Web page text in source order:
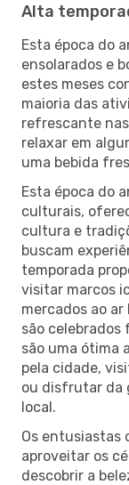
Alta
Esta época do
ensolarados e
estes meses
maioria das
refrescante
relaxar em
uma bebida
Esta época do
culturais,
cultura e
buscam
temporada
visitar marcos
mercados ao
são celebrados
são uma ótima
pela cidade,
ou disfrutar da
local.
Os entusiastas
aproveitar os
descobrir a